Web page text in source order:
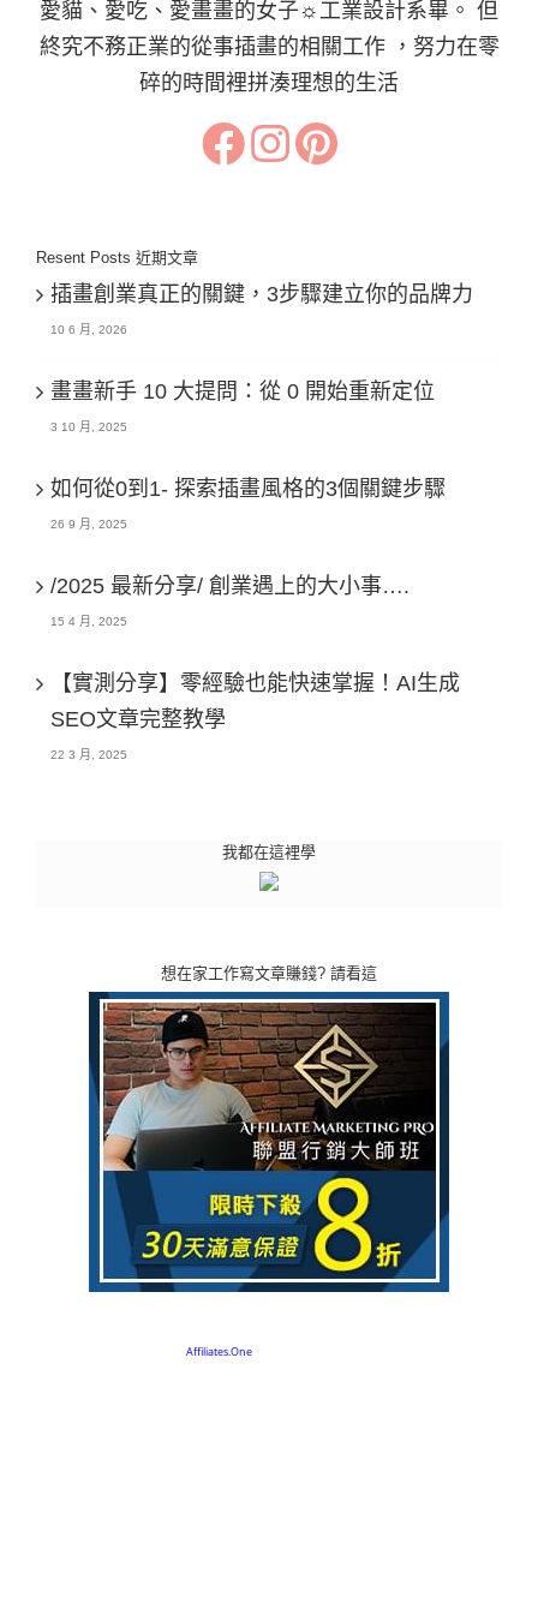
愛貓、愛吃、愛畫畫的女子☼工業設計系畢。 但
終究不務正業的從事插畫的相關工作 ，努力在零
碎的時間裡拼湊理想的生活
Resent Posts 近期文章
插畫創業真正的關鍵，3步驟建立你的品牌力
10 6 月, 2026
畫畫新手 10 大提問：從 0 開始重新定位
3 10 月, 2025
如何從0到1- 探索插畫風格的3個關鍵步驟
26 9 月, 2025
/2025 最新分享/ 創業遇上的大小事….
15 4 月, 2025
【實測分享】零經驗也能快速掌握！AI生成
SEO文章完整教學
22 3 月, 2025
我都在這裡學
想在家工作寫文章賺錢? 請看這